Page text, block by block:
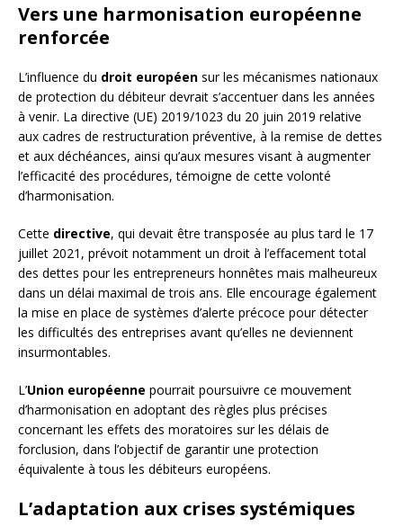
Vers une harmonisation européenne
renforcée
L’influence du droit européen sur les mécanismes nationaux
de protection du débiteur devrait s’accentuer dans les années
à venir. La directive (UE) 2019/1023 du 20 juin 2019 relative
aux cadres de restructuration préventive, à la remise de dettes
et aux déchéances, ainsi qu’aux mesures visant à augmenter
l’efficacité des procédures, témoigne de cette volonté
d’harmonisation.
Cette directive, qui devait être transposée au plus tard le 17
juillet 2021, prévoit notamment un droit à l’effacement total
des dettes pour les entrepreneurs honnêtes mais malheureux
dans un délai maximal de trois ans. Elle encourage également
la mise en place de systèmes d’alerte précoce pour détecter
les difficultés des entreprises avant qu’elles ne deviennent
insurmontables.
L’Union européenne pourrait poursuivre ce mouvement
d’harmonisation en adoptant des règles plus précises
concernant les effets des moratoires sur les délais de
forclusion, dans l’objectif de garantir une protection
équivalente à tous les débiteurs européens.
L’adaptation aux crises systémiques